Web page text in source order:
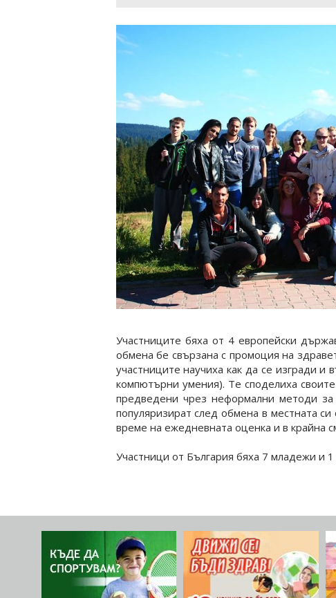
Участниците бяха от 4 европейски
обмена бе свързана с промоция на
участниците научиха как да се изгради
компютърни умения). Те споделиха
предведени чрез неформални методи за
популяризират след обмена в местната
време на ежедневната оценка и в крайна
Участници от България бяха 7 младежи и